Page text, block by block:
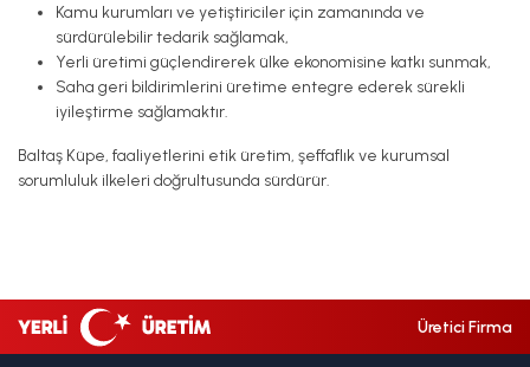
Kamu kurumları ve yetiştiriciler için zamanında ve
sürdürülebilir tedarik sağlamak,
Yerli üretimi güçlendirerek ülke ekonomisine katkı sunmak,
Saha geri bildirimlerini üretime entegre ederek sürekli
iyileştirme sağlamaktır.
Baltaş Küpe, faaliyetlerini etik üretim, şeffaflık ve kurumsal
sorumluluk ilkeleri doğrultusunda sürdürür.
Üretici Firma